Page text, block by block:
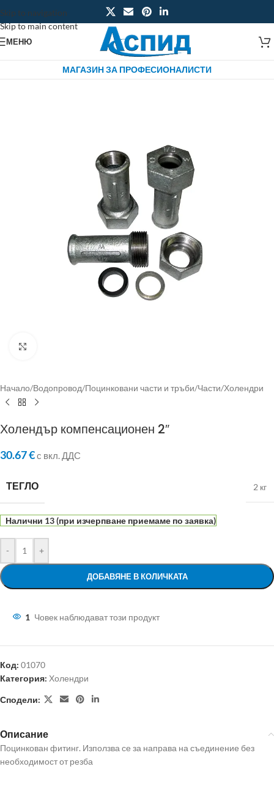
Skip to navigation
Skip to main content
МЕНЮ
МАГАЗИН ЗА ПРОФЕСИОНАЛИСТИ
Начало/Водопровод/Поцинковани части и тръби/Части/Холендри
Холендър компенсационен 2″
30.67€с вкл. ДДС
ТЕГЛО 2 кг
Налични 13 (при изчерпване приемаме по заявка)
- +
ДОБАВЯНЕ В КОЛИЧКАТА
1 Човек наблюдават този продукт
Код: 01070
Категория: Холендри
Сподели:
Описание
Поцинкован фитинг. Използва се за направа на съединение без
необходимост от резба